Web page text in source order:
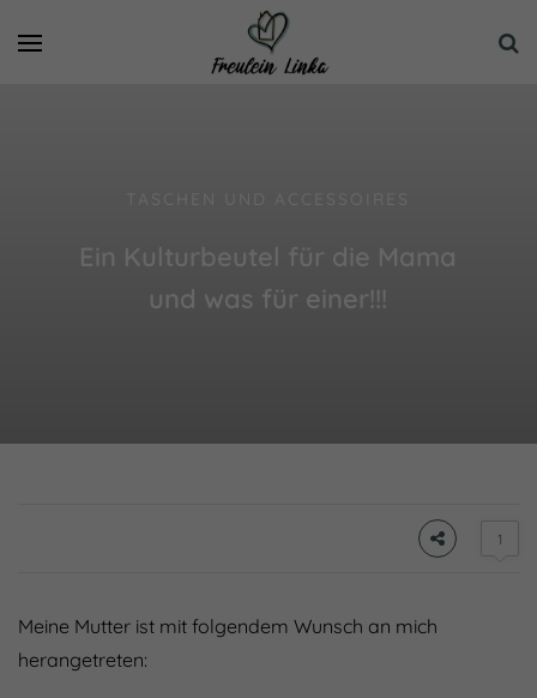
Ein Kulturbeutel für die Mama
und was für einer!!!
1
Meine Mutter ist mit folgendem Wunsch an mich
herangetreten: